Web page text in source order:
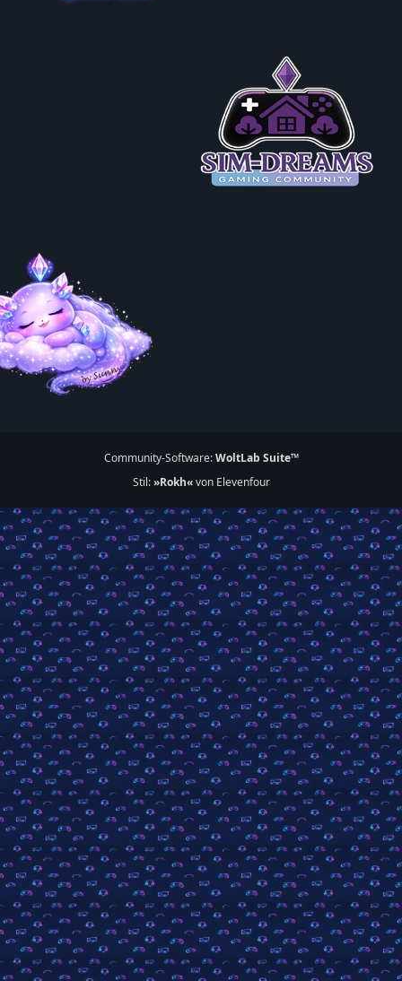
Community-Software:WoltLab Suite™
Stil:»Rokh«von Elevenfour